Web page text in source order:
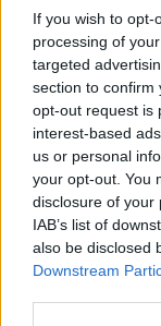
If you wish to
processing of
targeted
section to confirm
opt-out request is
interest-based
us or personal
your opt-out. You
disclosure of your
IAB’s list of
also be disclosed
Downstream
youtube